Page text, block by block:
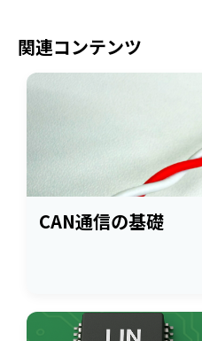
関連コンテンツ
CAN通信の基礎